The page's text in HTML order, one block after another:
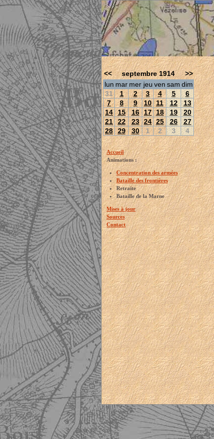
<< septembre 1914
>>
lun mar mer jeu ven sam dim
31
1 2 3 4 5
6
7
8 9 10 11 12
13
14 15 16 17 18 19
20
21 22 23 24 25 26
27
28 29 30 1 2 3 4
Accueil
Animations :
Concentration des armées
Bataille des frontières
Retraite
Bataille de la Marne
Mises à jour
Sources
Contact